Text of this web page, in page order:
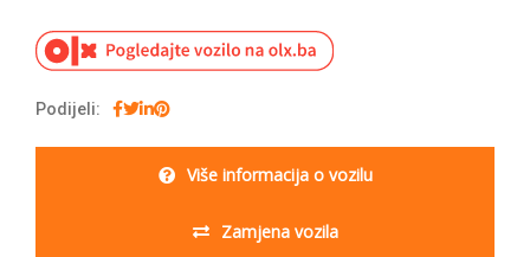
Podijeli:
Više informacija o vozilu
Zamjena vozila